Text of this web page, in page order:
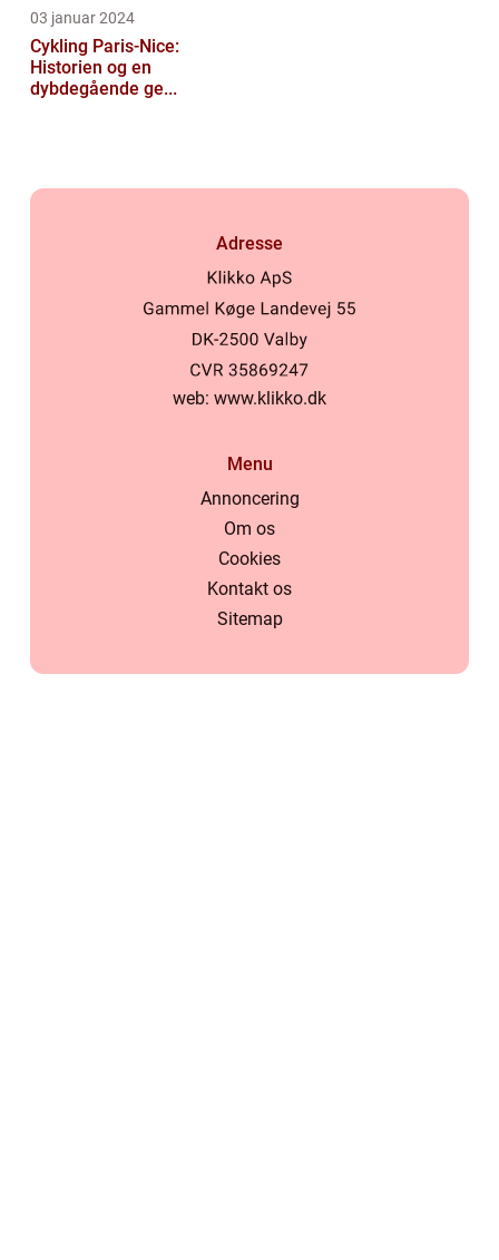
03 januar 2024
Cykling Paris-Nice:
Historien og en
dybdegående ge...
Adresse
web: www.klikko.dk
Menu
Annoncering
Om os
Cookies
Kontakt os
Sitemap